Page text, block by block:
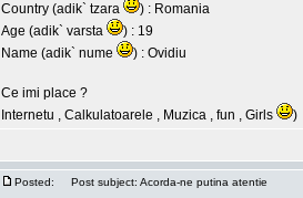
Country (adik` tzara
) : Romania
Age (adik` varsta
) : 19
Name (adik` nume
) : Ovidiu
Ce imi place ?
Internetu , Calkulatoarele , Muzica , fun , Girls
)
Posted: Post subject: Acorda-ne putina atentie